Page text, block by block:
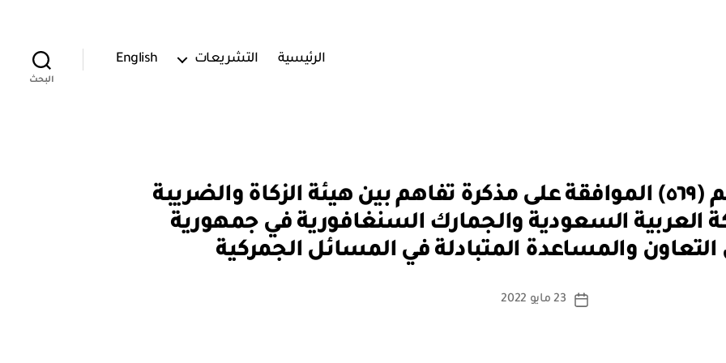
الرئيسية التشريعات English
البحث
قرار مجلس الوزراء رقم (٥٦٩) الموافقة على مذكرة تفاهم بين هيئة الزكاة والضريبة
العربية السعودية والجمارك السنغافورية في جمهورية
والمساعدة المتبادلة في المسائل الجمركية
كاتب
بو
ا
س
ة
تاريخ
23 مايو 2022